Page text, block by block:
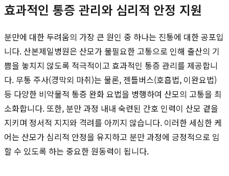
효과적인 통증 관리와 심리적 안정 지원
분만에 대한 두려움의 가장 큰 원인 중 하나는 진통에 대한 공포입
니다. 산본제일병원은 산모가 불필요한 고통으로 인해 출산의 기
쁨을 놓치지 않도록 적극적이고 효과적인 통증 관리를 제공합니
다. 무통 주사(경막외 마취)는 물론, 젠틀버스(호흡법, 이완요법)
등 다양한 비약물적 통증 완화 요법을 병행하여 산모의 고통을 최
소화합니다. 또한, 분만 과정 내내 숙련된 간호 인력이 산모 곁을
지키며 정서적 지지와 격려를 아끼지 않습니다. 이러한 세심한 케
어는 산모가 심리적 안정을 유지하고 분만 과정에 긍정적으로 임
할 수 있도록 하는 중요한 원동력이 됩니다.